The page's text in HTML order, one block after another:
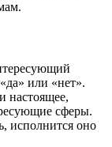
или «нет».
настоящее,
сферы.
исполнится оно